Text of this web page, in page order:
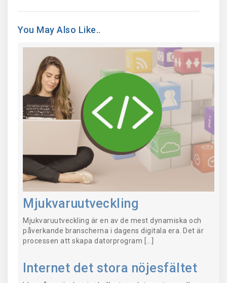
You May Also Like..
Mjukvaruutveckling
Mjukvaruutveckling är en av de mest dynamiska och
påverkande branscherna i dagens digitala era. Det är
processen att skapa datorprogram […]
Internet det stora nöjesfältet